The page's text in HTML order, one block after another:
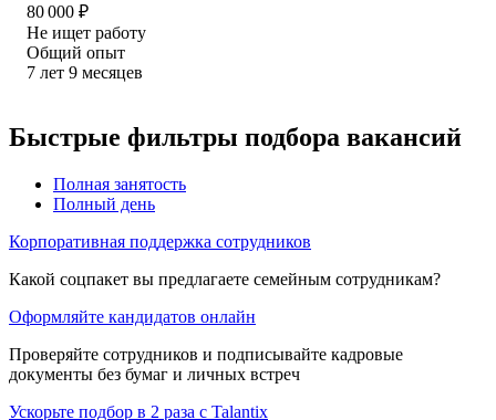
80 000 ₽
Не ищет работу
Общий опыт
7 лет 9 месяцев
Быстрые фильтры подбора вакансий
Полная занятость
Полный день
Корпоративная поддержка сотрудников
Какой соцпакет вы предлагаете семейным сотрудникам?
Оформляйте кандидатов онлайн
Проверяйте сотрудников и подписывайте кадровые
документы без бумаг и личных встреч
Ускорьте подбор в 2 раза с Talantix